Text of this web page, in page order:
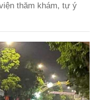
thăm khám, tự ý